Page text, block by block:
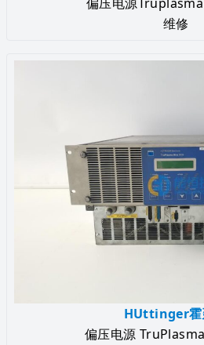
维修
HUttinger霍
偏压电源